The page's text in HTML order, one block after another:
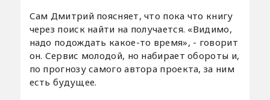
Сам Дмитрий поясняет, что пока что книгу
через поиск найти на получается. «Видимо,
надо подождать какое-то время», - говорит
он. Сервис молодой, но набирает обороты и,
по прогнозу самого автора проекта, за ним
есть будущее.